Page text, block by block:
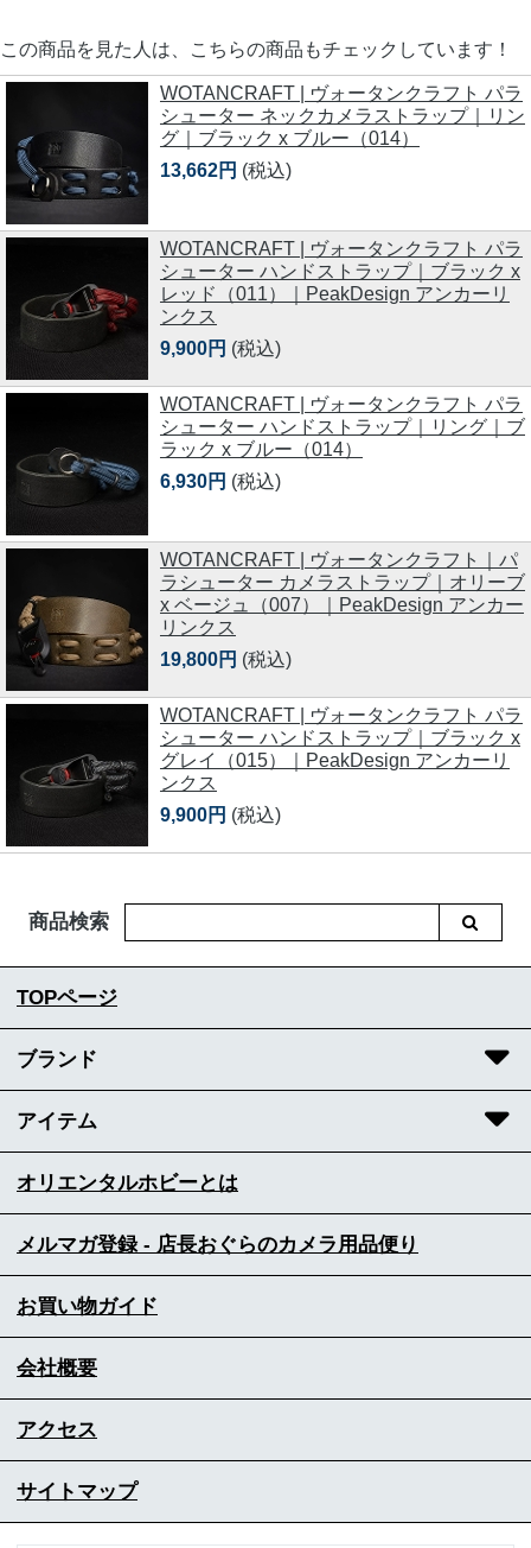
この商品を見た人は、こちらの商品もチェックしています！
WOTANCRAFT | ヴォータンクラフト パラ
シューター ネックカメラストラップ｜リン
グ｜ブラック x ブルー（014）
13,662円 (税込)
WOTANCRAFT | ヴォータンクラフト パラ
シューター ハンドストラップ｜ブラック x
レッド（011）｜PeakDesign アンカーリ
ンクス
9,900円 (税込)
WOTANCRAFT | ヴォータンクラフト パラ
シューター ハンドストラップ｜リング｜ブ
ラック x ブルー（014）
6,930円 (税込)
WOTANCRAFT | ヴォータンクラフト｜パ
ラシューター カメラストラップ｜オリーブ
x ベージュ（007）｜PeakDesign アンカー
リンクス
19,800円 (税込)
WOTANCRAFT | ヴォータンクラフト パラ
シューター ハンドストラップ｜ブラック x
グレイ（015）｜PeakDesign アンカーリ
ンクス
9,900円 (税込)
商品検索
TOPページ
ブランド
アイテム
オリエンタルホビーとは
メルマガ登録 - 店長おぐらのカメラ用品便り
お買い物ガイド
会社概要
アクセス
サイトマップ